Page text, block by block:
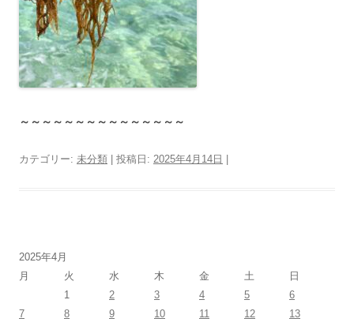
～～～～～～～～～～～～～～～
カテゴリー: 未分類 | 投稿日: 2025年4月14日
2025年4月
月
火 水 木 金 土
日
1
2 3 4 5
6
7
8 9 10 11 12
13